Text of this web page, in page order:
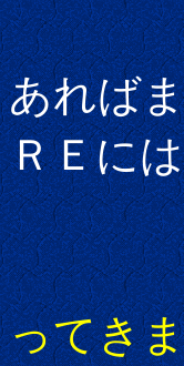
あれば
ＲＥに
いて
ってき